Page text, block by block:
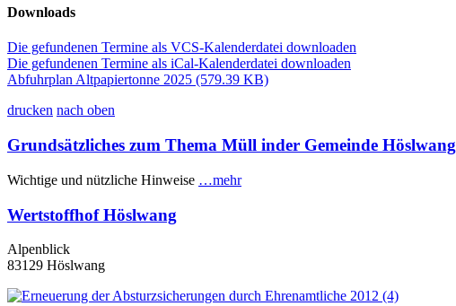
Downloads
Die gefundenen Termine als VCS-Kalenderdatei downloaden
Die gefundenen Termine als iCal-Kalenderdatei downloaden
Abfuhrplan Altpapiertonne 2025 (579.39 KB)
drucken nach oben
Grundsätzliches zum Thema Müll inder Gemeinde Höslwang
Wichtige und nützliche Hinweise …mehr
Wertstoffhof Höslwang
Alpenblick
83129 Höslwang